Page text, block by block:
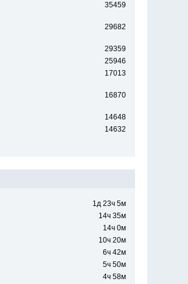
35459
29682
29359
25946
17013
16870
14648
14632
1д 23ч 5м
14ч 35м
14ч 0м
10ч 20м
6ч 42м
5ч 50м
4ч 58м